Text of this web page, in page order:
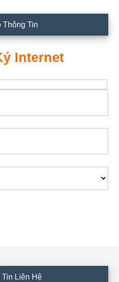
Thông Tin
Internet
Tin Liên Hệ